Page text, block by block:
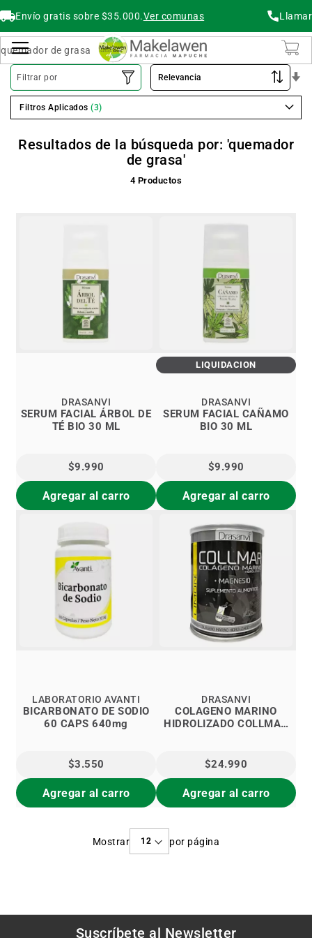
Envío gratis sobre $35.000.Ver comunas Llamar
Resultados de la búsqueda por: 'quemador
de grasa'
4Productos
SERUM FACIAL ÁRBOL DE
TÉ BIO 30 ML
DRASANVI
$9.990
Agregar al carro
LIQUIDACIÓN
SERUM FACIAL CAÑAMO
BIO 30 ML
DRASANVI
$9.990
Agregar al carro
BICARBONATO DE SODIO
60 CAPS 640mg
LABORATORIO AVANTI
$3.550
Agregar al carro
COLAGENO MARINO
HIDROLIZADO COLLMAR
DRASANVI
$24.990
Agregar al carro
Mostrar por página
Filtrar por
Filtros Aplicados
Suscríbete al Newsletter